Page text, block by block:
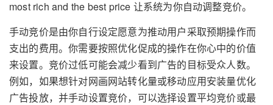
most rich and the best price 让系统为你自动调整竞价。
手动竞价是由你自行设定愿意为推动用户采取预期操作而
支出的费用。你需要按照优化促成的操作在你心中的价值
来设置。竞价过低可能会减少看到广告的目标受众人数。
例如，如果想针对网画网站转化量或移动应用安装量优化
广告投放，并手动设置竞价，可以选择设置平均竞价或最